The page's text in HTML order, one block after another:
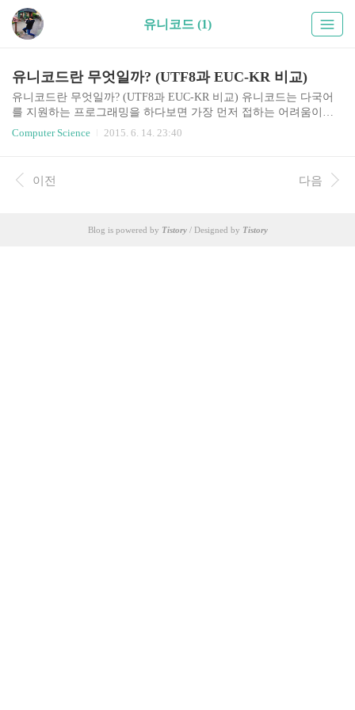
유니코드 (1)
유니코드란 무엇일까? (UTF8과 EUC-KR 비교)
유니코드란 무엇일까? (UTF8과 EUC-KR 비교) 유니코드는 다국어
를 지원하는 프로그래밍을 하다보면 가장 먼저 접하는 어려움이다.
일단 유니코드라는 용어의 개념부터 정리해보도록 하자. 조금 공부
한 사람들은 ASCII, EUC-KR, CP949, UTF8, UTF16 같은 것들을 알
중에 유니코드 그 자체인 것은 없다. 그나마 UTF-8, UTF-16에는 50
점 줄 수 있을 것 같다. 이들은 유니코드를 '사용'하는 인코딩 방식이
닌가? 라고 알고있는 사람들도 있을 것이다. 이제는 잊어야한다. ..
Computer Science 2015. 6. 14. 23:40
이전 다음
Blog is powered by Tistory/ Designed by Tistory